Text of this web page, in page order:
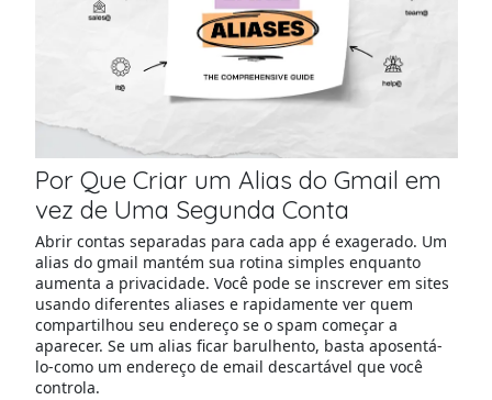
Por Que Criar um Alias do Gmail em
vez de Uma Segunda Conta
Abrir contas separadas para cada app é exagerado. Um
alias do gmail mantém sua rotina simples enquanto
aumenta a privacidade. Você pode se inscrever em sites
usando diferentes aliases e rapidamente ver quem
compartilhou seu endereço se o spam começar a
aparecer. Se um alias ficar barulhento, basta aposentá-
lo-como um endereço de email descartável que você
controla.